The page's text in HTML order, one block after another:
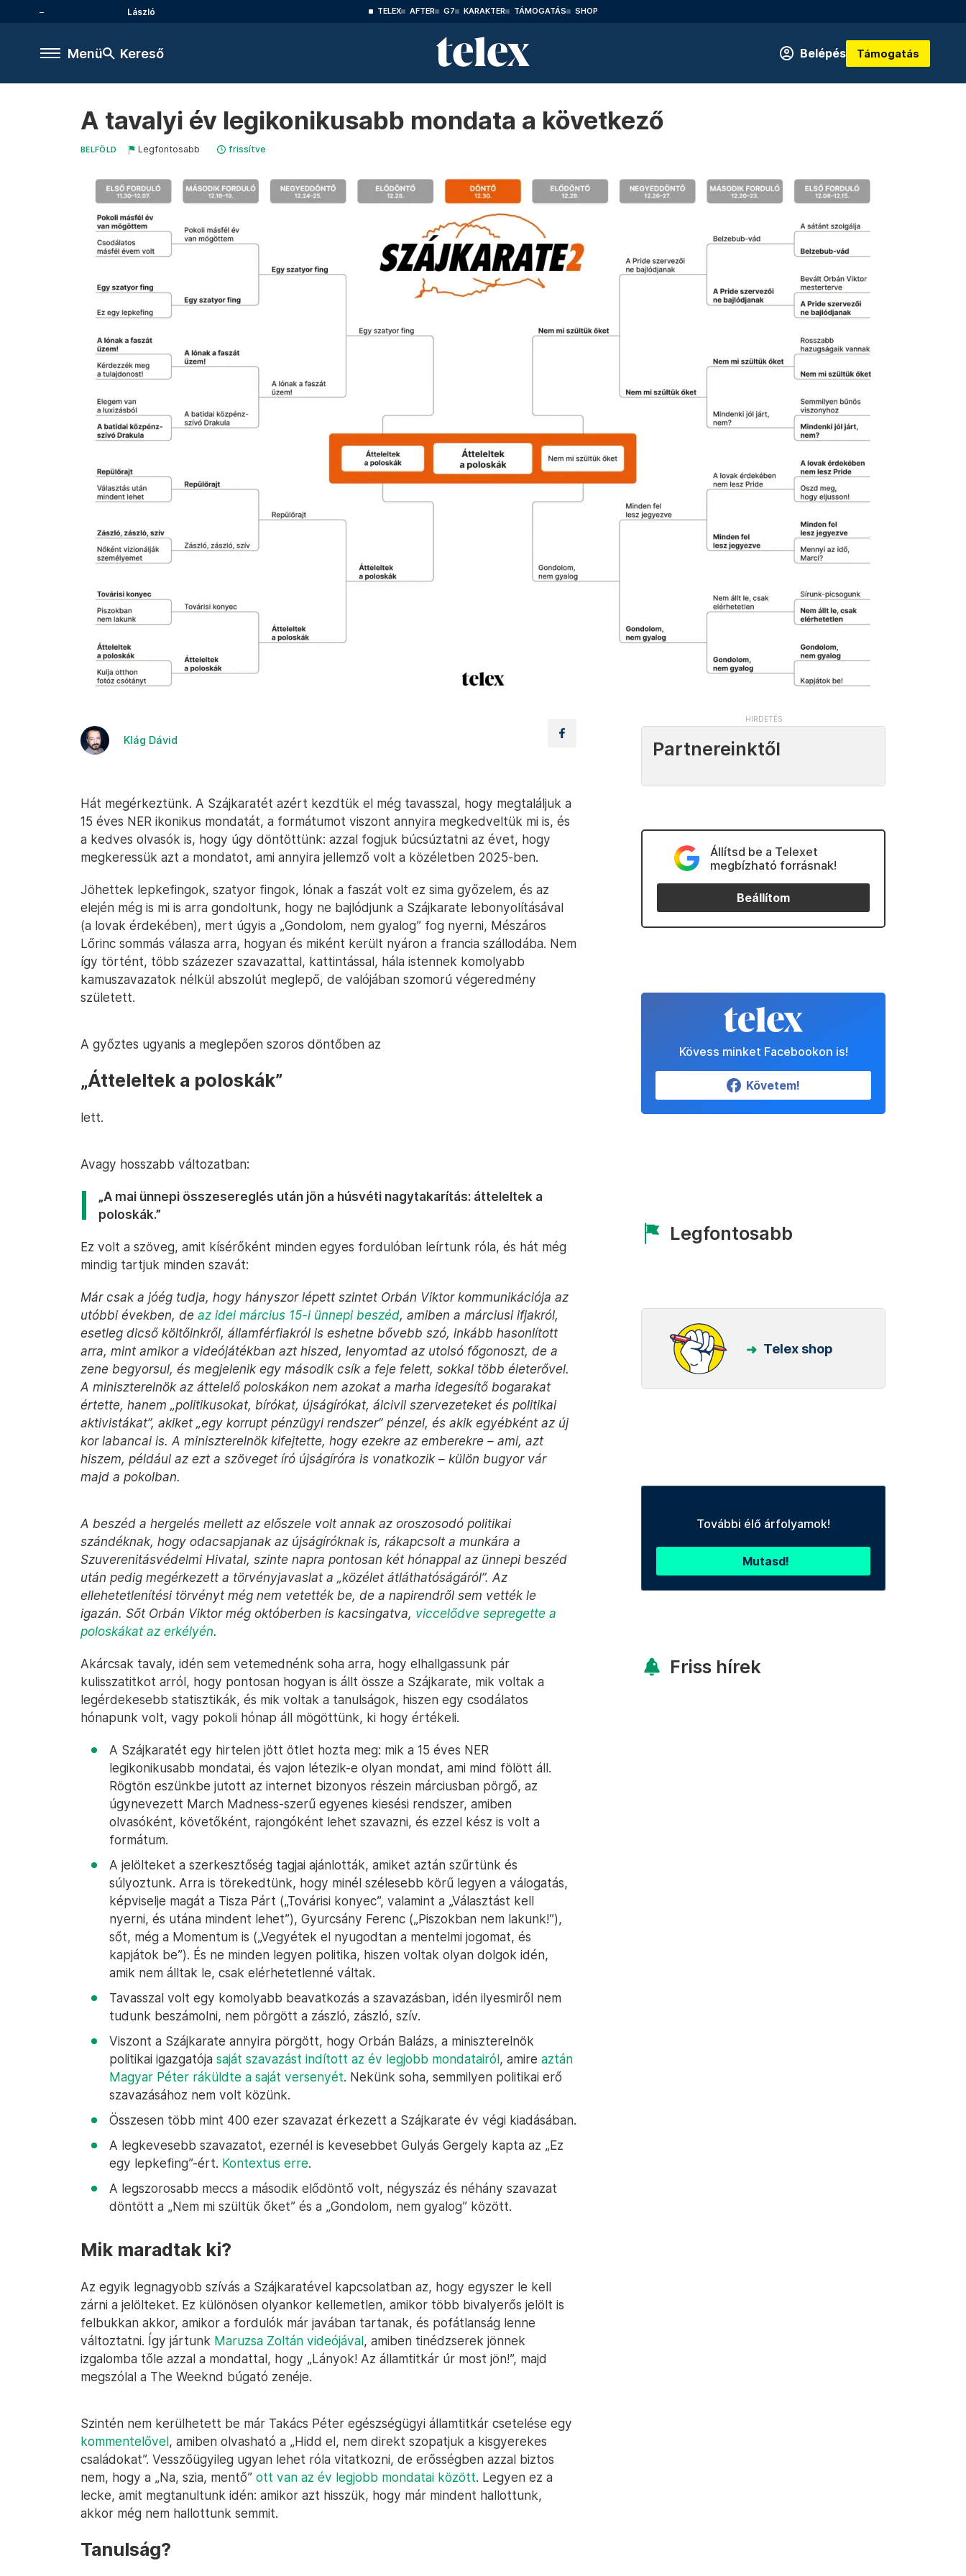
László TELEX AFTER G7 KARAKTER TÁMOGATÁS SHOP
Menü Kereső Belépés Támogatás
A tavalyi év legikonikusabb mondata a következő
BELFÖLD Legfontosabb frissítve
Klág Dávid
Hát megérkeztünk. A Szájkaratét azért kezdtük el még tavasszal, hogy megtaláljuk a
15 éves NER ikonikus mondatát, a formátumot viszont annyira megkedveltük mi is, és
a kedves olvasók is, hogy úgy döntöttünk: azzal fogjuk búcsúztatni az évet, hogy
megkeressük azt a mondatot, ami annyira jellemző volt a közéletben 2025-ben.
Jöhettek lepkefingok, szatyor fingok, lónak a faszát volt ez sima győzelem, és az
elején még is mi is arra gondoltunk, hogy ne bajlódjunk a Szájkarate lebonyolításával
(a lovak érdekében), mert úgyis a „Gondolom, nem gyalog” fog nyerni, Mészáros
Lőrinc sommás válasza arra, hogyan és miként került nyáron a francia szállodába. Nem
így történt, több százezer szavazattal, kattintással, hála istennek komolyabb
kamuszavazatok nélkül abszolút meglepő, de valójában szomorú végeredmény
született.
A győztes ugyanis a meglepően szoros döntőben az
„Átteleltek a poloskák”
lett.
Avagy hosszabb változatban:
„A mai ünnepi összesereglés után jön a húsvéti nagytakarítás: átteleltek a
poloskák.”
Ez volt a szöveg, amit kísérőként minden egyes fordulóban leírtunk róla, és hát még
mindig tartjuk minden szavát:
Már csak a jóég tudja, hogy hányszor lépett szintet Orbán Viktor kommunikációja az
utóbbi években, de az idei március 15-i ünnepi beszéd, amiben a márciusi ifjakról,
esetleg dicső költőinkről, államférfiakról is eshetne bővebb szó, inkább hasonlított
arra, mint amikor a videójátékban azt hiszed, lenyomtad az utolsó főgonoszt, de a
zene begyorsul, és megjelenik egy második csík a feje felett, sokkal több életerővel.
A miniszterelnök az áttelelő poloskákon nem azokat a marha idegesítő bogarakat
értette, hanem „politikusokat, bírókat, újságírókat, álcivil szervezeteket és politikai
aktivistákat”, akiket „egy korrupt pénzügyi rendszer” pénzel, és akik egyébként az új
kor labancai is. A miniszterelnök kifejtette, hogy ezekre az emberekre – ami, azt
hiszem, például az ezt a szöveget író újságíróra is vonatkozik – külön bugyor vár
majd a pokolban.
A beszéd a hergelés mellett az előszele volt annak az oroszosodó politikai
szándéknak, hogy odacsapjanak az újságíróknak is, rákapcsolt a munkára a
Szuverenitásvédelmi Hivatal, szinte napra pontosan két hónappal az ünnepi beszéd
után pedig megérkezett a törvényjavaslat a „közélet átláthatóságáról”. Az
ellehetetlenítési törvényt még nem vetették be, de a napirendről sem vették le
igazán. Sőt Orbán Viktor még októberben is kacsingatva, viccelődve sepregette a
poloskákat az erkélyén.
Akárcsak tavaly, idén sem vetemednénk soha arra, hogy elhallgassunk pár
kulisszatitkot arról, hogy pontosan hogyan is állt össze a Szájkarate, mik voltak a
legérdekesebb statisztikák, és mik voltak a tanulságok, hiszen egy csodálatos
hónapunk volt, vagy pokoli hónap áll mögöttünk, ki hogy értékeli.
A Szájkaratét egy hirtelen jött ötlet hozta meg: mik a 15 éves NER
legikonikusabb mondatai, és vajon létezik-e olyan mondat, ami mind fölött áll.
Rögtön eszünkbe jutott az internet bizonyos részein márciusban pörgő, az
úgynevezett March Madness-szerű egyenes kiesési rendszer, amiben
olvasóként, követőként, rajongóként lehet szavazni, és ezzel kész is volt a
formátum.
A jelölteket a szerkesztőség tagjai ajánlották, amiket aztán szűrtünk és
súlyoztunk. Arra is törekedtünk, hogy minél szélesebb körű legyen a válogatás,
képviselje magát a Tisza Párt („Továrisi konyec”, valamint a „Választást kell
nyerni, és utána mindent lehet”), Gyurcsány Ferenc („Piszokban nem lakunk!”),
sőt, még a Momentum is („Vegyétek el nyugodtan a mentelmi jogomat, és
kapjátok be”). És ne minden legyen politika, hiszen voltak olyan dolgok idén,
amik nem álltak le, csak elérhetetlenné váltak.
Tavasszal volt egy komolyabb beavatkozás a szavazásban, idén ilyesmiről nem
tudunk beszámolni, nem pörgött a zászló, zászló, szív.
Viszont a Szájkarate annyira pörgött, hogy Orbán Balázs, a miniszterelnök
politikai igazgatója saját szavazást indított az év legjobb mondatairól, amire aztán
Magyar Péter ráküldte a saját versenyét. Nekünk soha, semmilyen politikai erő
szavazásához nem volt közünk.
Összesen több mint 400 ezer szavazat érkezett a Szájkarate év végi kiadásában.
A legkevesebb szavazatot, ezernél is kevesebbet Gulyás Gergely kapta az „Ez
egy lepkefing”-ért. Kontextus erre.
A legszorosabb meccs a második elődöntő volt, négyszáz és néhány szavazat
döntött a „Nem mi szültük őket” és a „Gondolom, nem gyalog” között.
Mik maradtak ki?
Az egyik legnagyobb szívás a Szájkaratével kapcsolatban az, hogy egyszer le kell
zárni a jelölteket. Ez különösen olyankor kellemetlen, amikor több bivalyerős jelölt is
felbukkan akkor, amikor a fordulók már javában tartanak, és pofátlanság lenne
változtatni. Így jártunk Maruzsa Zoltán videójával, amiben tinédzserek jönnek
izgalomba tőle azzal a mondattal, hogy „Lányok! Az államtitkár úr most jön!”, majd
megszólal a The Weeknd búgató zenéje.
Szintén nem kerülhetett be már Takács Péter egészségügyi államtitkár csetelése egy
kommentelővel, amiben olvasható a „Hidd el, nem direkt szopatjuk a kisgyerekes
családokat”. Vesszőügyileg ugyan lehet róla vitatkozni, de erősségben azzal biztos
nem, hogy a „Na, szia, mentő” ott van az év legjobb mondatai között. Legyen ez a
lecke, amit megtanultunk idén: amikor azt hisszük, hogy már mindent hallottunk,
akkor még nem hallottunk semmit.
Tanulság?
Partnereinktől
Állítsd be a Telexet
megbízható forrásnak!
Beállítom
Kövess minket Facebookon is!
Követem!
Legfontosabb
Telex shop
További élő árfolyamok!
Mutasd!
Friss hírek